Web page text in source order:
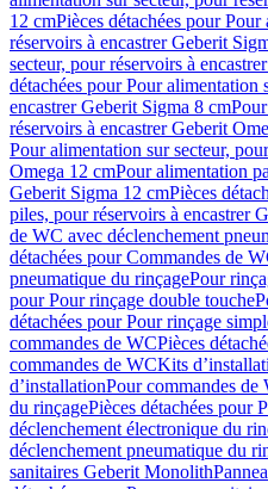
12 cmPièces détachées pour
réservoirs à encastrer Geberit
secteur, pour réservoirs à
détachées pour Pour alimentation
encastrer Geberit Sigma 8 cm
réservoirs à encastrer Geberit
Pour alimentation sur secteur,
Omega 12 cmPour alimentation
Geberit Sigma 12 cmPièces
piles, pour réservoirs à encastrer
de WC avec déclenchement
détachées pour Commandes de
pneumatique du rinçagePour
pour Pour rinçage double touche
détachées pour Pour rinçage
commandes de WCPièces
commandes de WCKits
d’installationPour commandes de
du rinçagePièces détachées pour
déclenchement électronique du
déclenchement pneumatique du
sanitaires Geberit Monolith